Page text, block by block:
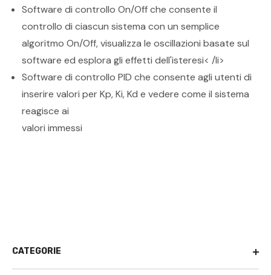
Software di controllo On/Off che consente il
controllo di ciascun sistema con un semplice
algoritmo On/Off, visualizza le oscillazioni basate sul
software ed esplora gli effetti dell'isteresi< /li>
Software di controllo PID che consente agli utenti di
inserire valori per Kp, Ki, Kd e vedere come il sistema
reagisce ai
valori immessi
CATEGORIE